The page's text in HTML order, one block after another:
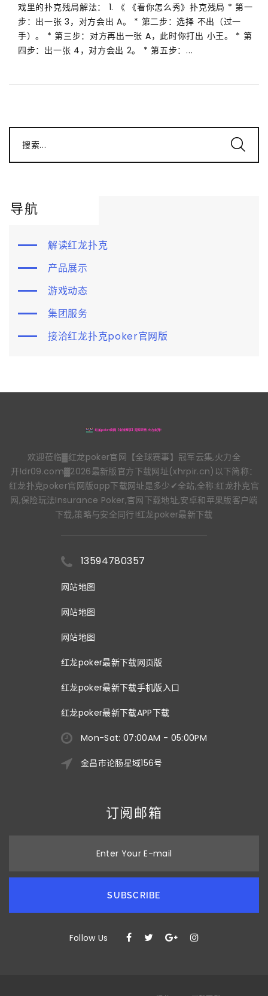
戏里的扑克残局解法： 1. 《 《看你怎么秀》扑克残局 * 第一
步：出一张 3，对方会出 A。 * 第二步：选择 不出（过一
手）。 * 第三步：对方再出一张 A，此时你打出 小王。 * 第
四步：出一张 4，对方会出 2。 * 第五步：...
搜索...
导航
解读红龙扑克
产品展示
游戏动态
集团服务
接洽红龙扑克poker官网版
欢迎莅临▓红龙poker官网【全球赛事】冠军云集,火力全
开!dr09.com▓2026最新版官方下载网址(xhrpir.cn)以下简称：
红龙扑克poker官网版app下载网址是多少✔全站,全称:红龙扑克官
网,保险玩法Insurance Poker,官网下载地址,安卓和苹果版客户端
下载,策略与安全同行!红龙poker最新下载
13594780357
网站地图
网站地图
网站地图
红龙poker最新下载网页版
红龙poker最新下载手机版入口
红龙poker最新下载APP下载
Mon-Sat: 07:00AM - 05:00PM
金昌市论肠星域156号
订阅邮箱
Enter Your E-mail
SUBSCRIBE
Follow Us